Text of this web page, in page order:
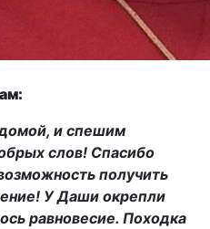
и спешим
слов! Спасибо
получить
У Даши окрепли
равновесие. Походка